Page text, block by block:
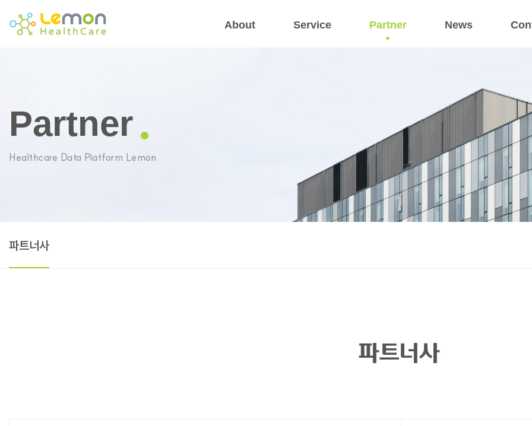
About Service Partner News
Partner
Healthcare Data Platform Lemon
파트너사
파트너사